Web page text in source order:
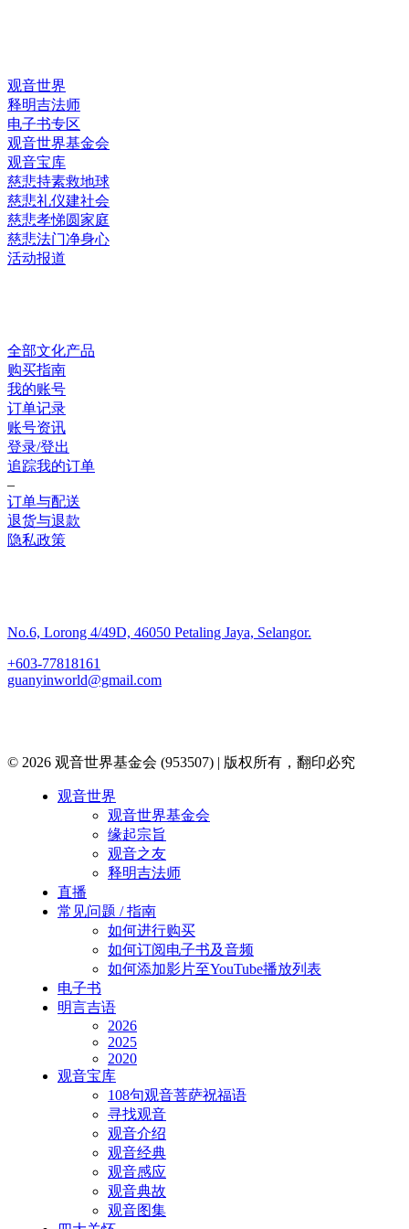
观音世界
释明吉法师
电子书专区
观音世界基金会
观音宝库
慈悲持素救地球
慈悲礼仪建社会
慈悲孝悌圆家庭
慈悲法门净身心
活动报道
全部文化产品
购买指南
我的账号
订单记录
账号资讯
登录/登出
追踪我的订单
–
订单与配送
退货与退款
隐私政策
No.6, Lorong 4/49D, 46050 Petaling Jaya, Selangor.
+603-77818161
guanyinworld@gmail.com
© 2026 观音世界基金会 (953507) | 版权所有，翻印必究
观音世界
观音世界基金会
缘起宗旨
观音之友
释明吉法师
直播
常见问题 / 指南
如何进行购买
如何订阅电子书及音频
如何添加影片至YouTube播放列表
电子书
明言吉语
2026
2025
2020
观音宝库
108句观音菩萨祝福语
寻找观音
观音介绍
观音经典
观音感应
观音典故
观音图集